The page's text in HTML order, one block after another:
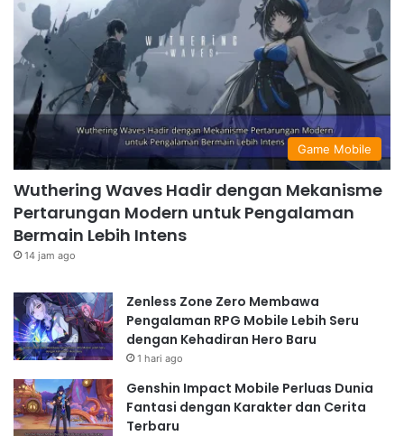
Game Mobile
Wuthering Waves Hadir dengan Mekanisme
Pertarungan Modern untuk Pengalaman
Bermain Lebih Intens
14 jam ago
Zenless Zone Zero Membawa
Pengalaman RPG Mobile Lebih Seru
dengan Kehadiran Hero Baru
1 hari ago
Genshin Impact Mobile Perluas Dunia
Fantasi dengan Karakter dan Cerita
Terbaru